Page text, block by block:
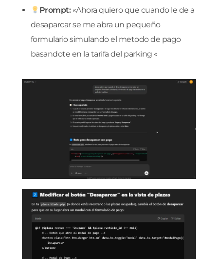
Prompt: «Ahora quiero que cuando le de a
desaparcar se me abra un pequeño
formulario simulando el metodo de pago
basandote en la tarifa del parking «